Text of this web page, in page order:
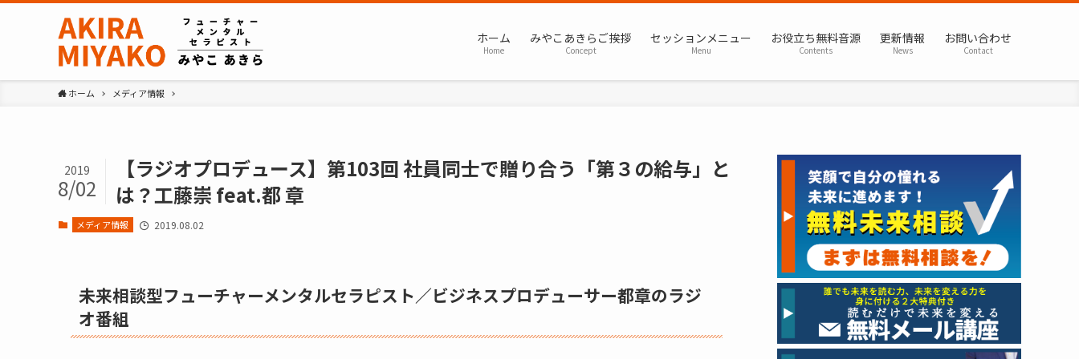
ホーム
Home
みやこあきらご挨拶
Concept
セッションメニュー
Menu
お役立ち無料音源
Contents
更新情報
News
お問い合わせ
Contact
ホーム メディア情報
【ラジオプロデュース】第103回 社員同士で贈り合う「第３の給与」と
は？工藤崇 feat.都 章
2019
8/02
メディア情報 2019.08.02
未来相談型フューチャーメンタルセラピスト／ビジネスプロデューサー都章のラジ
オ番組